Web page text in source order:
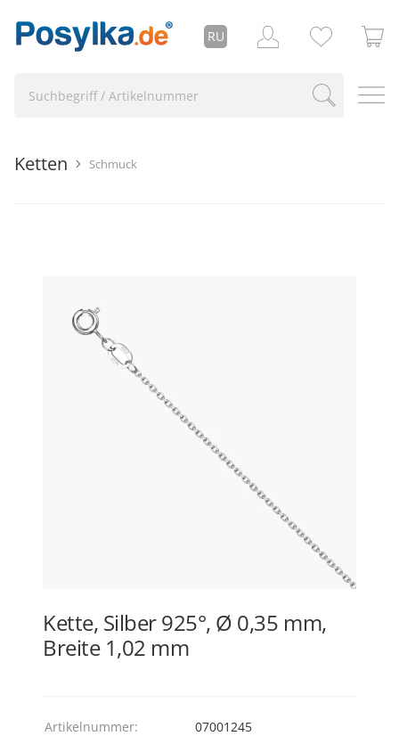
RU
Schmuck
Ketten
Kette, Silber 925°, Ø 0,35 mm,
Breite 1,02 mm
Artikelnummer:
07001245